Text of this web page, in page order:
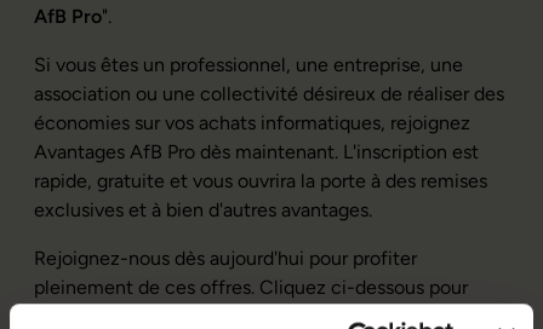
AfB Pro".
Si vous êtes un professionnel, une entreprise, une
association ou une collectivité désireux de réaliser des
économies sur vos achats informatiques, rejoignez
Avantages AfB Pro dès maintenant. L'inscription est
rapide, gratuite et vous ouvrira la porte à des remises
exclusives et à bien d'autres avantages.
Rejoignez-nous dès aujourd'hui pour profiter
pleinement de ces offres. Cliquez ci-dessous pour
vous inscrire et accéder aux bons plans Pro d'AfB Shop.